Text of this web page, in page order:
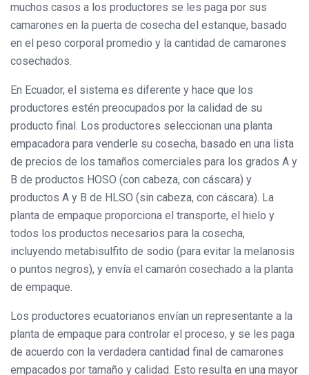
muchos casos a los productores se les paga por sus
camarones en la puerta de cosecha del estanque, basado
en el peso corporal promedio y la cantidad de camarones
cosechados.
En Ecuador, el sistema es diferente y hace que los
productores estén preocupados por la calidad de su
producto final. Los productores seleccionan una planta
empacadora para venderle su cosecha, basado en una lista
de precios de los tamaños comerciales para los grados A y
B de productos HOSO (con cabeza, con cáscara) y
productos A y B de HLSO (sin cabeza, con cáscara). La
planta de empaque proporciona el transporte, el hielo y
todos los productos necesarios para la cosecha,
incluyendo metabisulfito de sodio (para evitar la melanosis
o puntos negros), y envía el camarón cosechado a la planta
de empaque.
Los productores ecuatorianos envían un representante a la
planta de empaque para controlar el proceso, y se les paga
de acuerdo con la verdadera cantidad final de camarones
empacados por tamaño y calidad. Esto resulta en una mayor